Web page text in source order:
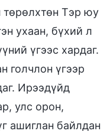
төрөлхтөн Тэр юу
ухаан, бүхий л
үгээс хардаг.
голчлон үгээр
Ирээдүйд
улс орон,
ашиглан байлдан